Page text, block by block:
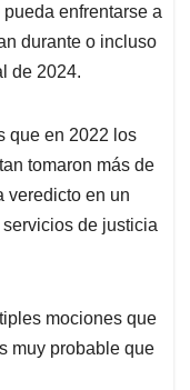
enfrentarse a
durante o incluso
de 2024.
que en 2022 los
tomaron más de
veredicto en un
de justicia
mociones que
muy probable que